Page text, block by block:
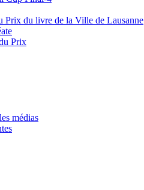
Prix du livre de la Ville de Lausanne
Prix
médias